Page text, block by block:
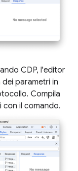
CDP, l'editor
parametri in
Compila
con il comando.